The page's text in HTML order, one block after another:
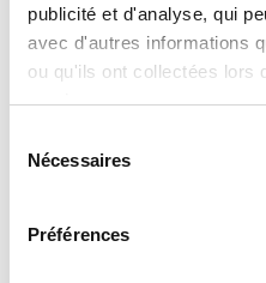
publicité et d'analyse, qui
avec d'autres informations
ou qu'ils ont collectées lors
services.
Nécessaires
Préférences